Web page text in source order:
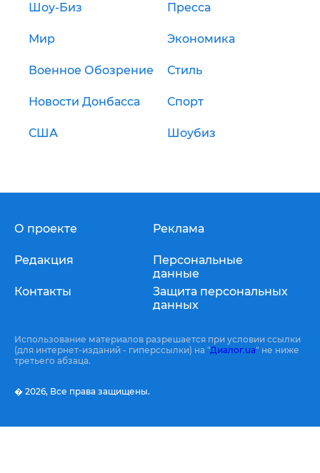
Шоу-Биз Пресса
Мир Экономика
Военное Обозрение Стиль
Новости Донбасса Спорт
США Шоубиз
О проекте
Редакция
Контакты
Реклама
Персональные
данные
Защита персональных
данных
Использование материалов разрешается при условии ссылки
(для интернет-изданий - гиперссылки) на "Диалог.ua" не ниже
третьего абзаца.
� 2026, Все права защищены.